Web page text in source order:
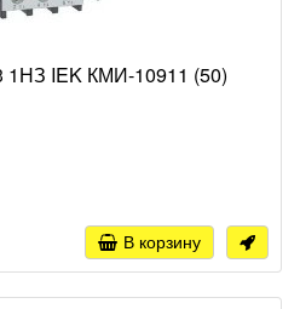
1НЗ IEK КМИ-10911 (50)
В корзину